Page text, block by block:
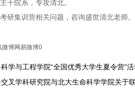
干院系，专攻清北。
研集训营相关问题，咨询盛世清北老师。
微博网易微博0
学与工程学院“全国优秀大学生夏令营”
叉学科研究院与北大生命科学学院关于